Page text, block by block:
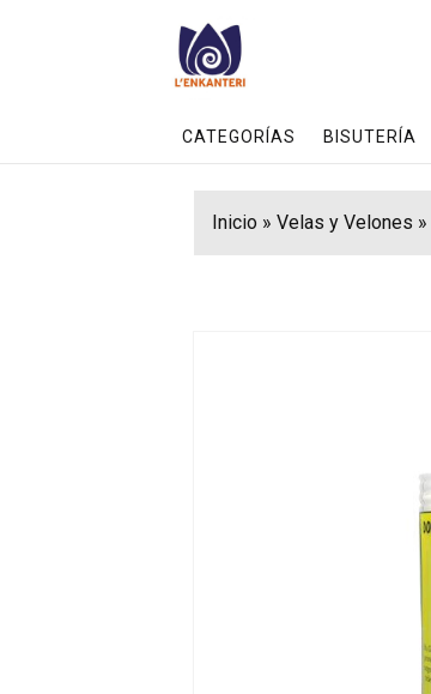
CATEGORÍAS BISUTERÍA
Inicio» Velas y Velones »